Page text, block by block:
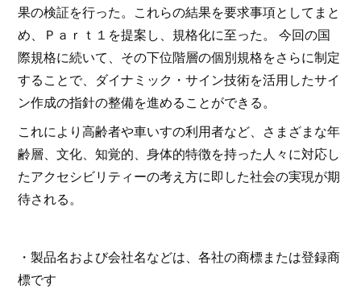
果の検証を行った。これらの結果を要求事項としてまと
め、Ｐａｒｔ１を提案し、規格化に至った。 今回の国
際規格に続いて、その下位階層の個別規格をさらに制定
することで、ダイナミック・サイン技術を活用したサイ
ン作成の指針の整備を進めることができる。
これにより高齢者や車いすの利用者など、さまざまな年
齢層、文化、知覚的、身体的特徴を持った人々に対応し
たアクセシビリティーの考え方に即した社会の実現が期
待される。
・製品名および会社名などは、各社の商標または登録商
標です